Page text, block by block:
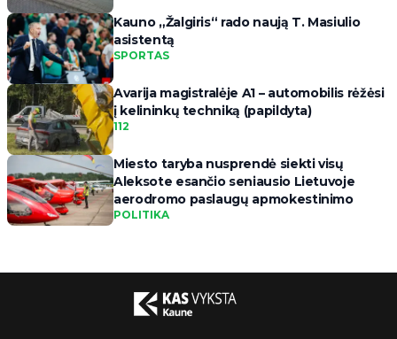
Kauno „Žalgiris“ rado naują T. Masiulio
asistentą
SPORTAS
Avarija magistralėje A1 – automobilis rėžėsi
į kelininkų techniką (papildyta)
112
Miesto taryba nusprendė siekti visų
Aleksote esančio seniausio Lietuvoje
aerodromo paslaugų apmokestinimo
POLITIKA